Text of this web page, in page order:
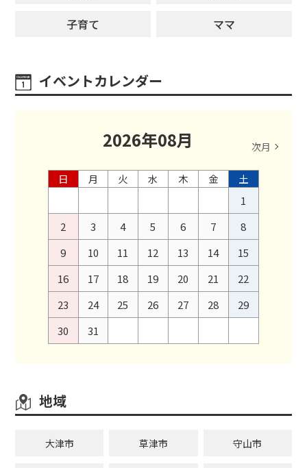
子育て
ママ
イベントカレンダー
2026年08月 次月
日 月 火 水 木 金
土
1
2
3 4 5 6 7
8
9
10 11 12 13 14
15
16
17 18 19 20 21
22
23
24 25 26 27 28
29
30
31
地域
大津市 草津市 守山市